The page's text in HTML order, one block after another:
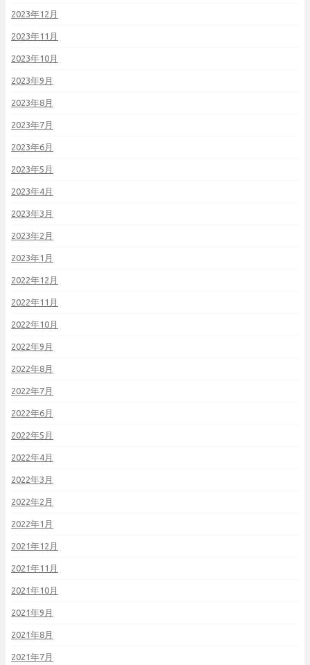
2023年12月
2023年11月
2023年10月
2023年9月
2023年8月
2023年7月
2023年6月
2023年5月
2023年4月
2023年3月
2023年2月
2023年1月
2022年12月
2022年11月
2022年10月
2022年9月
2022年8月
2022年7月
2022年6月
2022年5月
2022年4月
2022年3月
2022年2月
2022年1月
2021年12月
2021年11月
2021年10月
2021年9月
2021年8月
2021年7月